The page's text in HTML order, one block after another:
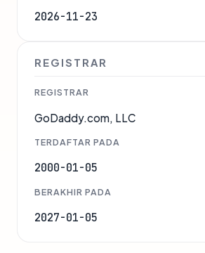
2026-11-23
REGISTRAR
REGISTRAR
GoDaddy.com, LLC
TERDAFTAR PADA
2000-01-05
BERAKHIR PADA
2027-01-05